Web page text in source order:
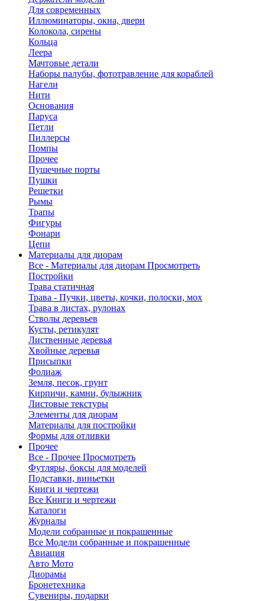
Для современных
Иллюминаторы, окна, двери
Колокола, сирены
Кольца
Леера
Мачтовые детали
Наборы палубы, фототравление для кораблей
Нагели
Нити
Основания
Паруса
Петли
Пиллерсы
Помпы
Прочее
Пушечные порты
Пушки
Решетки
Рымы
Трапы
Фигуры
Фонари
Цепи
Материалы для диорам
Все - Материалы для диорам Просмотреть
Постройки
Трава статичная
Трава - Пучки, цветы, кочки, полоски, мох
Трава в листах, рулонах
Стволы деревьев
Кусты, ретикулят
Лиственные деревья
Хвойные деревья
Присыпки
Фолиаж
Земля, песок, грунт
Кирпичи, камни, булыжник
Листовые текстуры
Элементы для диорам
Материалы для постройки
Формы для отливки
Прочее
Все - Прочее Просмотреть
Футляры, боксы для моделей
Подставки, виньетки
Книги и чертежи
Все Книги и чертежи
Каталоги
Журналы
Модели собранные и покрашенные
Все Модели собранные и покрашенные
Авиация
Авто Мото
Диорамы
Бронетехника
Сувениры, подарки